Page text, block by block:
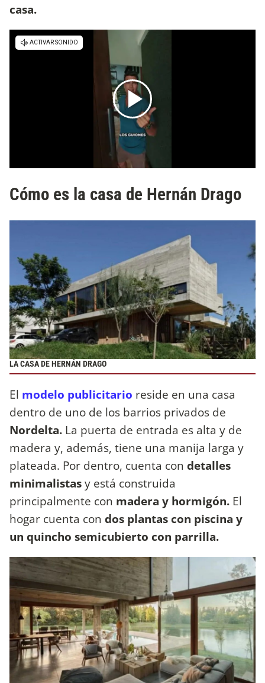
casa.
Cómo es la casa de Hernán Drago
LA CASA DE HERNÁN DRAGO
El modelo publicitario reside en una casa
dentro de uno de los barrios privados de
Nordelta. La puerta de entrada es alta y de
madera y, además, tiene una manija larga y
plateada. Por dentro, cuenta con detalles
minimalistasy está construida
principalmente con madera y hormigón. El
hogar cuenta con dos plantas con piscina y
un quincho semicubierto con parrilla.